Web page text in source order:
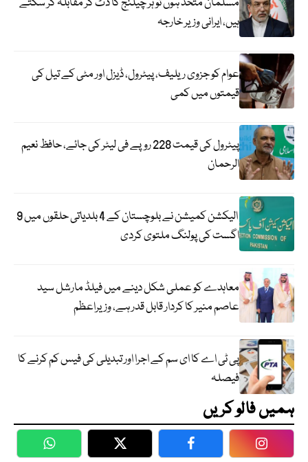
ہیں، ایرانی وزیر خارجہ
عوام کو جزوی ریلیف، پیٹرول، ڈیزل اور مٹی کے تیل کی
قیمتوں میں کمی
پیٹرول کی قیمت 228 روپے فی لیٹر کی جائے، حافظ نعیم
الرحمان
الیکشن کمیشن نے بلوچستان کے 4 بلدیاتی حلقوں میں 9
اگست کی پولنگ ملتوی کردی
معاہدے کو عملی شکل دینے میں فیلڈ مارشل سید
عاصم منیر کا کردار قابل قدر ہے، وزیراعظم
پی ٹی اے کا ای سم کے اجرا اور تبدیلی کی فیس کم کرنے کا
فیصلہ
ہمیں فالو کریں
WhatsApp Twitter Facebook